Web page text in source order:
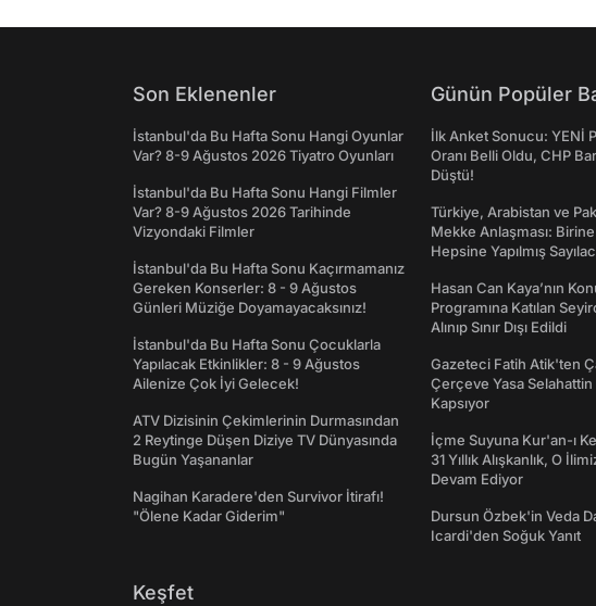
Son Eklenenler
İstanbul'da Bu Hafta Sonu Hangi Oyunlar
Var? 8-9 Ağustos 2026 Tiyatro Oyunları
İstanbul'da Bu Hafta Sonu Hangi Filmler
Var? 8-9 Ağustos 2026 Tarihinde
Vizyondaki Filmler
İstanbul'da Bu Hafta Sonu Kaçırmamanız
Gereken Konserler: 8 - 9 Ağustos
Günleri Müziğe Doyamayacaksınız!
İstanbul'da Bu Hafta Sonu Çocuklarla
Yapılacak Etkinlikler: 8 - 9 Ağustos
Ailenize Çok İyi Gelecek!
ATV Dizisinin Çekimlerinin Durmasından
2 Reytinge Düşen Diziye TV Dünyasında
Bugün Yaşananlar
Nagihan Karadere'den Survivor İtirafı!
"Ölene Kadar Giderim"
Günün Popüler
İlk Anket Sonucu: YENİ
Oranı Belli Oldu, CHP
Düştü!
Türkiye, Arabistan ve
Mekke Anlaşması: Birine
Hepsine Yapılmış
Hasan Can Kaya’nın
Programına Katılan
Alınıp Sınır Dışı Edildi
Gazeteci Fatih Atik'ten
Çerçeve Yasa Selahattin
Kapsıyor
İçme Suyuna Kur'an-ı
31 Yıllık Alışkanlık, O
Devam Ediyor
Dursun Özbek'in Veda
Icardi'den Soğuk Yanıt
Keşfet